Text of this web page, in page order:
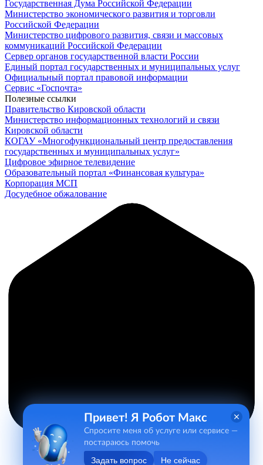
Государственная Дума Российской Федерации
Министерство экономического развития и торговли
Российской Федерации
Министерство цифрового развития, связи и массовых
коммуникаций Российской Федерации
Сервер органов государственной власти России
Единый портал государственных и муниципальных услуг
Официальный портал правовой информации
Cервис «Госпочта»
Полезные ссылки
Правительство Кировской области
Министерство информационных технологий и связи
Кировской области
КОГАУ «Многофункциональный центр предоставления
государственных и муниципальных услуг»
Цифровое эфирное телевидение
Образовательный портал «Финансовая культура»
Корпорация МСП
Досудебное обжалование
Привет! Я Робот Макс
Спросите меня об услуге или сервисе —
постараюсь помочь
Задать вопрос Не сейчас